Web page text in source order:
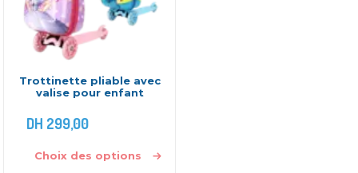
Trottinette pliable avec
valise pour enfant
DH 299,00
Choix des options